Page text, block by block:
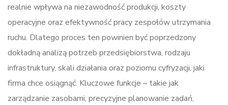
realnie wpływa na niezawodność produkcji, koszty
operacyjne oraz efektywność pracy zespołów utrzymania
ruchu. Dlatego proces ten powinien być poprzedzony
dokładną analizą potrzeb przedsiębiorstwa, rodzaju
infrastruktury, skali działania oraz poziomu cyfryzacji, jaki
firma chce osiągnąć. Kluczowe funkcje – takie jak
zarządzanie zasobami, precyzyjne planowanie zadań,